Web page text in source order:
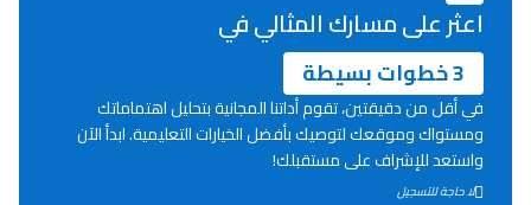
اعثر على مسارك المثالي في
3 خطوات بسيطة
في أقل من دقيقتين، تقوم أداتنا المجانية بتحليل اهتماماتك
ومستواك وموقعك لتوصيك بأفضل الخيارات التعليمية. ابدأ الآن
واستعد للإشراف على مستقبلك!
لا حاجة للتسجيل